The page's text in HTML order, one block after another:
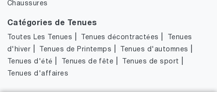
Chaussures
Catégories de Tenues
Toutes Les Tenues Tenues décontractées
Tenues
d'hiver
Tenues de Printemps Tenues d'automnes
Tenues d'été Tenues de fête Tenues de sport
Tenues d'affaires